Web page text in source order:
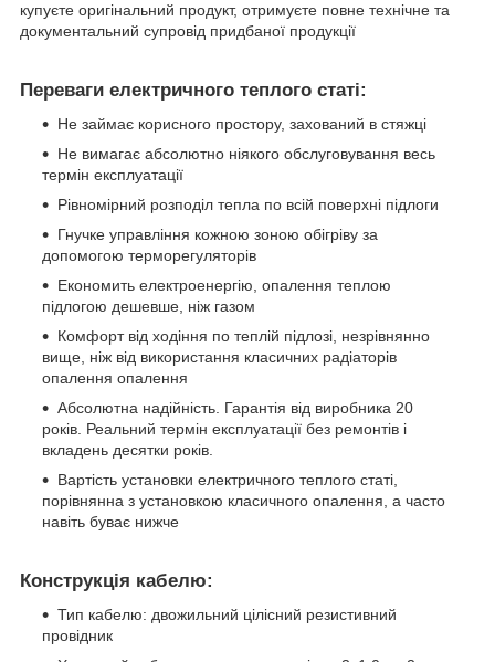
купуєте оригінальний продукт, отримуєте повне технічне та
документальний супровід придбаної продукції
Переваги електричного теплого статі:
Не займає корисного простору, захований в стяжці
Не вимагає абсолютно ніякого обслуговування весь
термін експлуатації
Рівномірний розподіл тепла по всій поверхні підлоги
Гнучке управління кожною зоною обігріву за
допомогою терморегуляторів
Економить електроенергію, опалення теплою
підлогою дешевше, ніж газом
Комфорт від ходіння по теплій підлозі, незрівнянно
вище, ніж від використання класичних радіаторів
опалення опалення
Абсолютна надійність. Гарантія від виробника 20
років. Реальний термін експлуатації без ремонтів і
вкладень десятки років.
Вартість установки електричного теплого статі,
порівнянна з установкою класичного опалення, а часто
навіть буває нижче
Конструкція кабелю:
Тип кабелю: двожильний цілісний резистивний
провідник